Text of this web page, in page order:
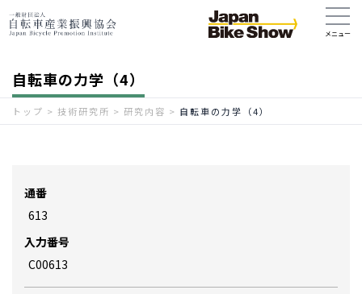
自転車の力学（4）
トップ > 技術研究所 > 研究内容 > 自転車の力学（4）
通番
613
入力番号
C00613